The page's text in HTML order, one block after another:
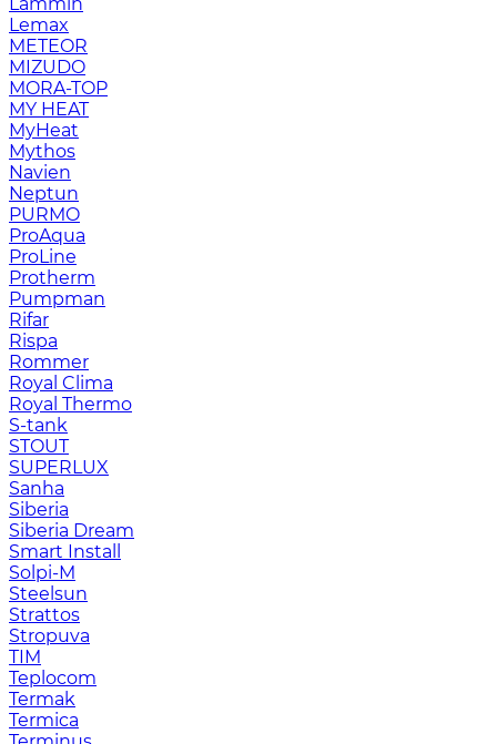
Lemax
METEOR
MIZUDO
MORA-TOP
MY HEAT
MyHeat
Mythos
Navien
Neptun
PURMO
ProAqua
ProLine
Protherm
Pumpman
Rifar
Rispa
Rommer
Royal Clima
Royal Thermo
S-tank
STOUT
SUPERLUX
Sanha
Siberia
Siberia Dream
Smart Install
Solpi-M
Steelsun
Strattos
Stropuva
TIM
Teplocom
Termak
Termica